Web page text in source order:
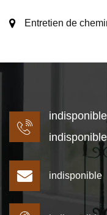
Entretien de
indisponible
indisponible
indisponible